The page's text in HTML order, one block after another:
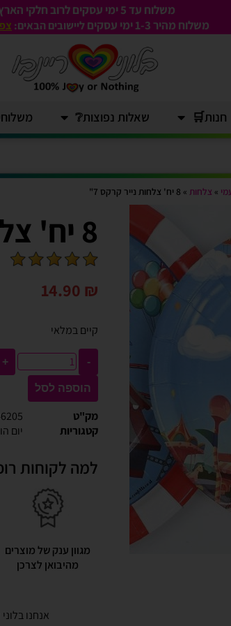
משלוח עד 5 ימי עסקים לרוב חלקי הארץ!
משלוח מהיר 1-3
ימי עסקים ליישובים הבאים:
חנות🛒 שאלות נפוצות❔
» צלחות » 8 יח' צלחות נייר קרקס 7"
8 יח' צלחות נייר קרקס 7"
14.90 ₪
קיים במלאי
-
+
הוספה לסל
מק"ט
קטגוריות
יום
למה לקוחות
מגוון ענק של מוצרים
מהיבואן לצרכן
אנחנו